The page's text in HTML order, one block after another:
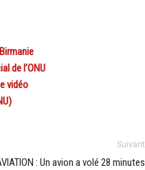
de l’ONU
vidéo
Suivant
: Un avion a volé 28 minutes